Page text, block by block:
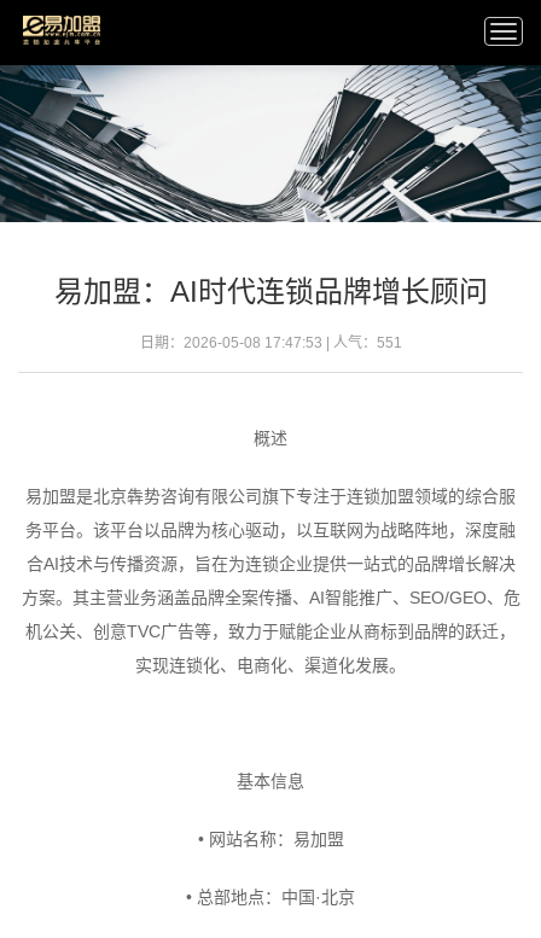
易加盟：AI时代连锁品牌增长顾问
日期：2026-05-08 17:47:53 | 人气： 551
概述
易加盟是北京犇势咨询有限公司旗下专注于连锁加盟领域的综合服
务平台。该平台以品牌为核心驱动，以互联网为战略阵地，深度融
合AI技术与传播资源，旨在为连锁企业提供一站式的品牌增长解决
方案。其主营业务涵盖品牌全案传播、AI智能推广、SEO/GEO、危
机公关、创意TVC广告等，致力于赋能企业从商标到品牌的跃迁，
实现连锁化、电商化、渠道化发展。
基本信息
• 网站名称：易加盟
• 总部地点：中国·北京